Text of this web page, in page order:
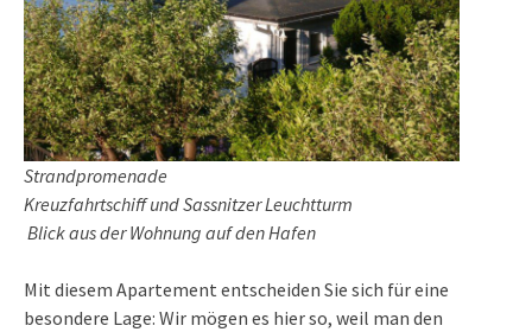
Strandpromenade
Kreuzfahrtschiff und Sassnitzer Leuchtturm
Blick aus der Wohnung auf den Hafen
Mit diesem Apartement entscheiden Sie sich für eine
besondere Lage: Wir mögen es hier so, weil man den